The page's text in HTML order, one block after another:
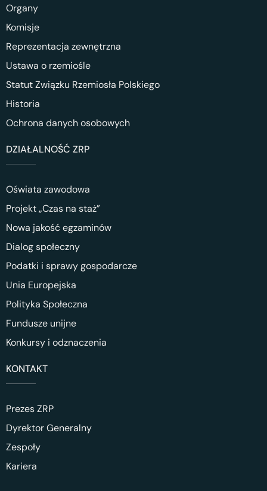
Organy
Komisje
Reprezentacja zewnętrzna
Ustawa o rzemiośle
Statut Związku Rzemiosła Polskiego
Historia
Ochrona danych osobowych
DZIAŁALNOŚĆ ZRP
Oświata zawodowa
Projekt „Czas na staż”
Nowa jakość egzaminów
Dialog społeczny
Podatki i sprawy gospodarcze
Unia Europejska
Polityka Społeczna
Fundusze unijne
Konkursy i odznaczenia
KONTAKT
Prezes ZRP
Dyrektor Generalny
Zespoły
Kariera